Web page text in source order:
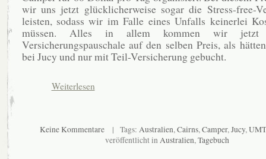
wir uns jetzt glücklicherweise sogar die Stress-free-
leisten, sodass wir im Falle eines Unfalls keinerlei
müssen. Alles in allem kommen wir
Versicherungspauschale auf den selben Preis, als
bei Jucy und nur mit Teil-Versicherung gebucht.
Weiterlesen
Keine Kommentare| Tags: Australien,Cairns,Camper,Jucy,
veröffentlicht inAustralien,Tagebuch